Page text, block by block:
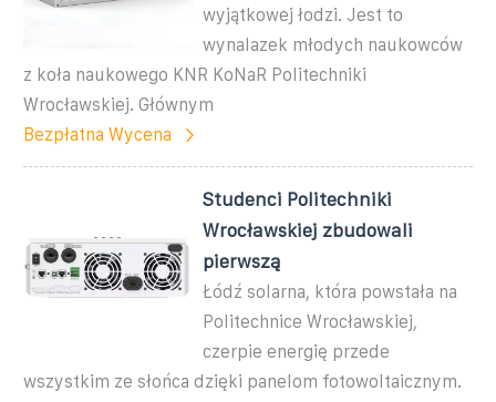
wyjątkowej łodzi. Jest to
wynalazek młodych naukowców
z koła naukowego KNR KoNaR Politechniki
Wrocławskiej. Głównym
Bezpłatna Wycena
Studenci Politechniki
Wrocławskiej zbudowali
pierwszą
Łódź solarna, która powstała na
Politechnice Wrocławskiej,
czerpie energię przede
wszystkim ze słońca dzięki panelom fotowoltaicznym.